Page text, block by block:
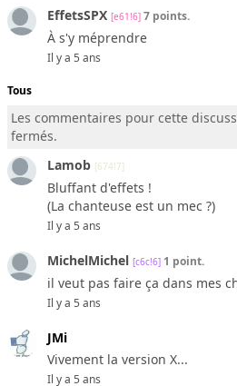
EffetsSPX [e61!6] 7 points.
À s'y méprendre
Il y a 5 ans
Tous
Les commentaires pour cette
fermés.
Lamob [674!7]
Bluffant d'effets !
(La chanteuse est un mec ?)
Il y a 5 ans
MichelMichel [c6c!6] 1 point.
il veut pas faire ça dans mes
Il y a 5 ans
JMi
Vivement la version X...
Il y a 5 ans